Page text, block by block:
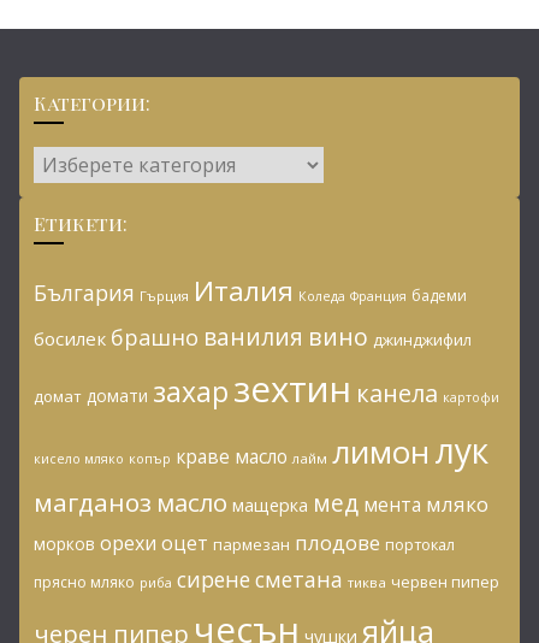
Категории:
Категории:
Етикети:
България Гърция Италия Коледа Франция бадеми
босилек брашно ванилия вино джинджифил
домат домати захарзехтин канела картофи
кисело мляко копър краве масло лайм лимонлук
магданоз масло мащерка мед мента мляко
морков орехи оцет пармезан плодове портокал
прясно мляко риба сирене сметана тиква червен пипер
черен пипер чесън чушки яйца